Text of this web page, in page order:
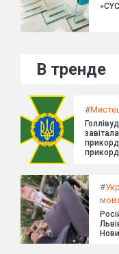
В тренде
#
#